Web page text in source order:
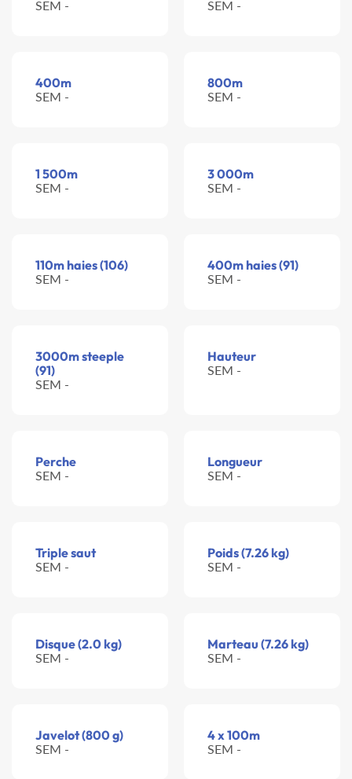
SEM - SEM -
400m
SEM -
800m
SEM -
1 500m
SEM -
3 000m
SEM -
110m haies (106)
SEM -
400m haies (91)
SEM -
3000m steeple
(91)
SEM -
Hauteur
SEM -
Perche
SEM -
Longueur
SEM -
Triple saut
SEM -
Poids (7.26 kg)
SEM -
Disque (2.0 kg)
SEM -
Marteau (7.26 kg)
SEM -
Javelot (800 g)
SEM -
4 x 100m
SEM -